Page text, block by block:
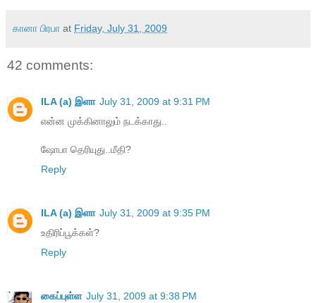
கானா பிரபா at Friday, July 31, 2009
42 comments:
ILA (a) இளா July 31, 2009 at 9:31 PM
என்ன முக்கினாலும் நடக்காது..
ஷோபா தெரியுது..மீதி?
Reply
ILA (a) இளா July 31, 2009 at 9:35 PM
உதிரிப்பூக்கள்?
Reply
கைப்புள்ள July 31, 2009 at 9:38 PM